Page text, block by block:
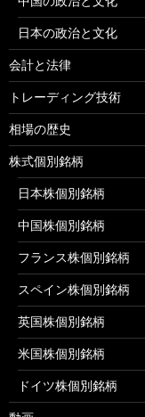
日本の政治と文化
会計と法律
トレーディング技術
相場の歴史
株式個別銘柄
日本株個別銘柄
中国株個別銘柄
フランス株個別銘柄
スペイン株個別銘柄
英国株個別銘柄
米国株個別銘柄
ドイツ株個別銘柄